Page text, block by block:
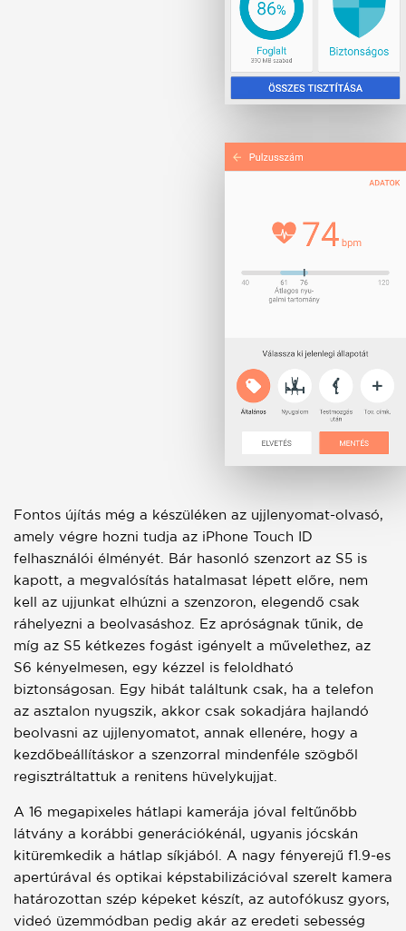
Fontos újítás még a készüléken az ujjlenyomat-olvasó,
amely végre hozni tudja az iPhone Touch ID
felhasználói élményét. Bár hasonló szenzort az S5 is
kapott, a megvalósítás hatalmasat lépett előre, nem
kell az ujjunkat elhúzni a szenzoron, elegendő csak
ráhelyezni a beolvasáshoz. Ez apróságnak tűnik, de
míg az S5 kétkezes fogást igényelt a művelethez, az
S6 kényelmesen, egy kézzel is feloldható
biztonságosan. Egy hibát találtunk csak, ha a telefon
az asztalon nyugszik, akkor csak sokadjára hajlandó
beolvasni az ujjlenyomatot, annak ellenére, hogy a
kezdőbeállításkor a szenzorral mindenféle szögből
regisztráltattuk a renitens hüvelykujjat.
A 16 megapixeles hátlapi kamerája jóval feltűnőbb
látvány a korábbi generációkénál, ugyanis jócskán
kitüremkedik a hátlap síkjából. A nagy fényerejű f1.9-es
apertúrával és optikai képstabilizációval szerelt kamera
határozottan szép képeket készít, az autofókusz gyors,
videó üzemmódban pedig akár az eredeti sebesség